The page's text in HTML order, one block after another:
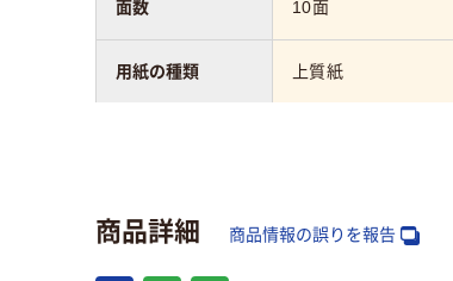
10面
上質紙
0.20mm
面数
用紙の種類
紙厚
商品詳細 商品情報の誤りを報告